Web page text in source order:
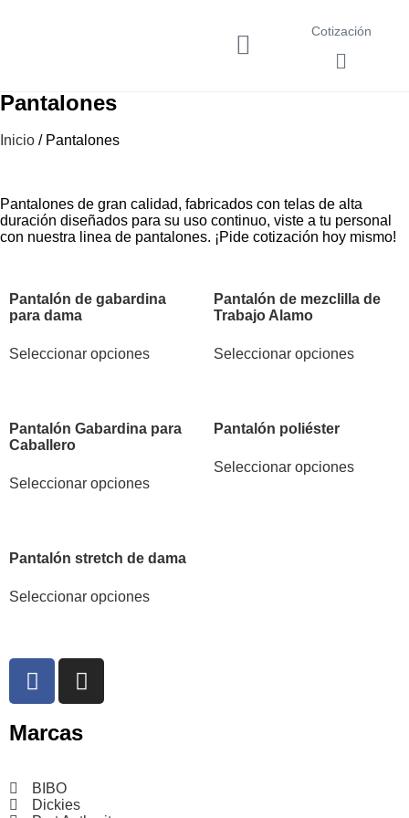
Cotización
Pantalones
Inicio / Pantalones
Pantalones de gran calidad, fabricados con telas de alta
duración diseñados para su uso continuo, viste a tu personal
con nuestra linea de pantalones. ¡Pide cotización hoy mismo!
Pantalón de gabardina
para dama
Seleccionar opciones
Pantalón de mezclilla de
Trabajo Alamo
Seleccionar opciones
Pantalón Gabardina para
Caballero
Seleccionar opciones
Pantalón poliéster
Seleccionar opciones
Pantalón stretch de dama
Seleccionar opciones
Marcas
BIBO
Dickies